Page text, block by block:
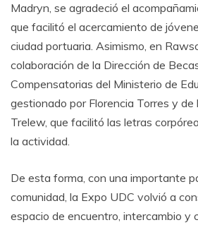
Madryn, se agradeció el
que facilitó el acercamiento de
ciudad portuaria. Asimismo, en
colaboración de la Dirección de
Compensatorias del Ministerio de
gestionado por Florencia Torres y de
Trelew, que facilitó las letras
la actividad.
De esta forma, con una importante
comunidad, la Expo UDC volvió a
espacio de encuentro, intercambio y